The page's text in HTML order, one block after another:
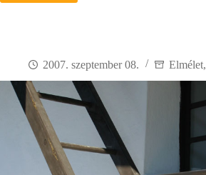
on-
képszerkesztők
piacára
2007. szeptember 08. Elmélet,